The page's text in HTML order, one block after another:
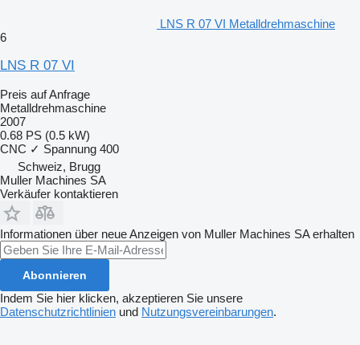
LNS R 07 VI Metalldrehmaschine
6
LNS R 07 VI
Preis auf Anfrage
Metalldrehmaschine
2007
0.68 PS (0.5 kW)
CNC ✓ Spannung 400
Schweiz, Brugg
Muller Machines SA
Verkäufer kontaktieren
Informationen über neue Anzeigen von Muller Machines SA erhalten
Abonnieren
Indem Sie hier klicken, akzeptieren Sie unsere
Datenschutzrichtlinien und Nutzungsvereinbarungen.